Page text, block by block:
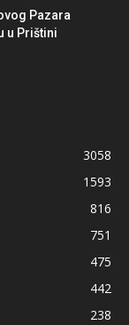
Pazara
u Prištini
3058
1593
816
751
475
442
238